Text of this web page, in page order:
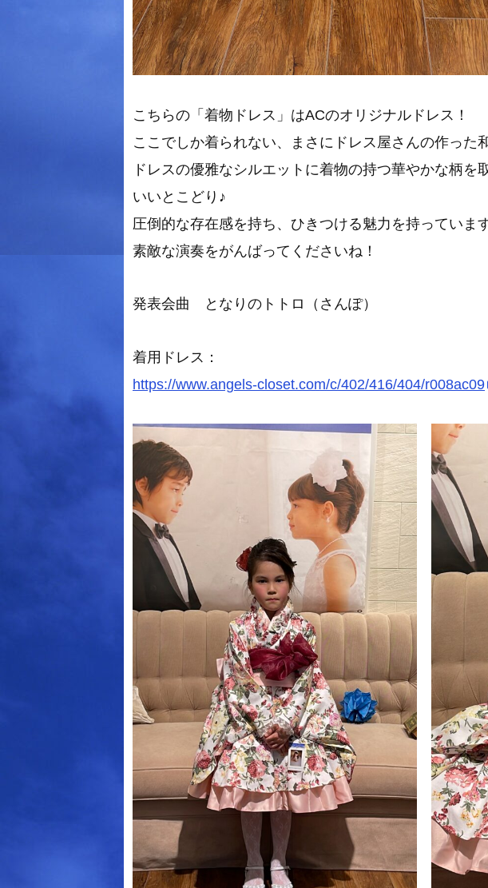
こちらの「着物ドレス」はACのオリジナルドレス！
ここでしか着られない、まさにドレス屋さんの作った
ドレスの優雅なシルエットに着物の持つ華やかな柄を
いいとこどり♪
圧倒的な存在感を持ち、ひきつける魅力を持っていま
素敵な演奏をがんばってくださいね！
発表会曲 となりのトトロ（さんぽ）
着用ドレス：
https://www.angels-closet.com/c/402/416/404/r008ac09